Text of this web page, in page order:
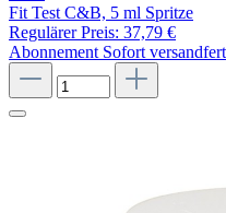
Fit Test C&B, 5 ml Spritze
Regulärer Preis: 37,79 €
Abonnement Sofort